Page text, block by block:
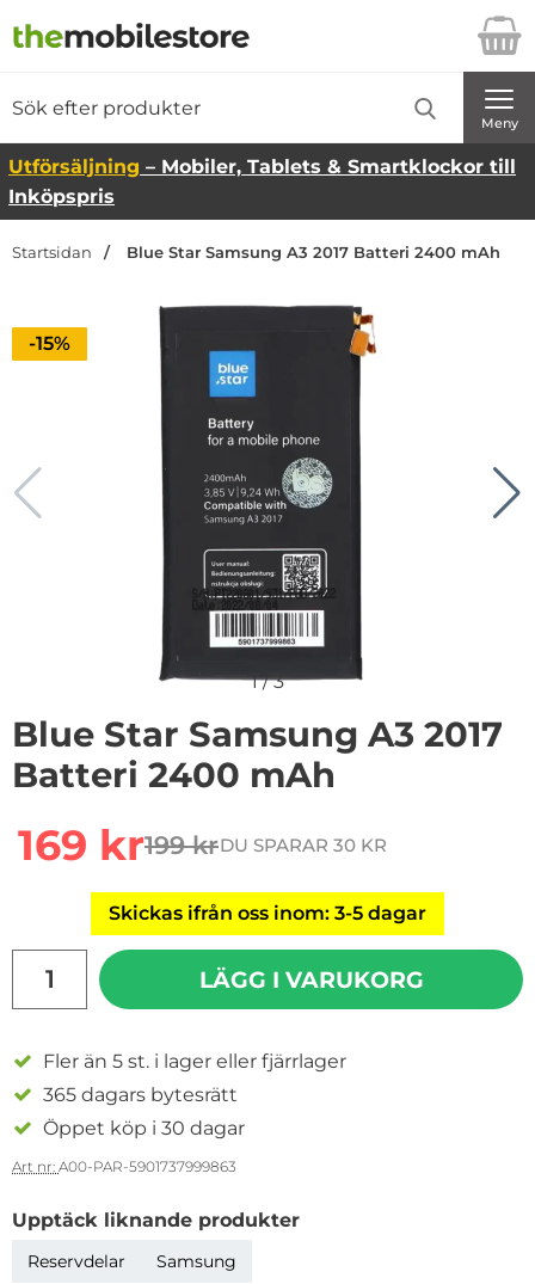
Startsidan för Danira Telecom AB
Meny
Utförsäljning – Mobiler, Tablets & Smartklockor till
Inköpspris
Startsidan Blue Star Samsung A3 2017 Batteri 2400 mAh
Priset är nedsatt med
-15%
1/3
Blue Star Samsung A3 2017
Batteri 2400 mAh
rea pris
169 krtidigare pris
199 krDU SPARAR 30 KR
Skickas ifrån oss inom: 3-5 dagar
LÄGG I VARUKORG
Fler än 5 st. i lager eller fjärrlager
365 dagars bytesrätt
Öppet köp i 30 dagar
Art nr: A00-PAR-5901737999863
Upptäck liknande produkter
Reservdelar Samsung